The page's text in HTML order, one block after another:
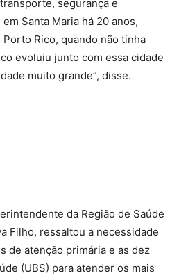
segurança e
Santa Maria há 20 anos,
Rico, quando não tinha
evoluiu junto com essa cidade
muito grande”, disse.
da Região de Saúde
Filho, ressaltou a necessidade
de atenção primária e as dez
(UBS) para atender os mais